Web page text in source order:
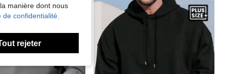
manière dont nous
confidentialité.
rejeter